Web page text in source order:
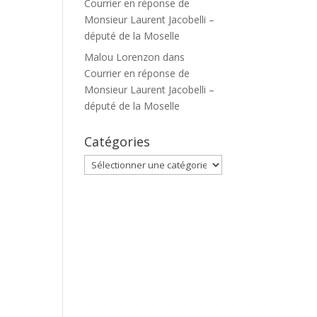
Courrier en réponse de
Monsieur Laurent Jacobelli –
député de la Moselle
Malou Lorenzon dans
Courrier en réponse de
Monsieur Laurent Jacobelli –
député de la Moselle
Catégories
Catégories